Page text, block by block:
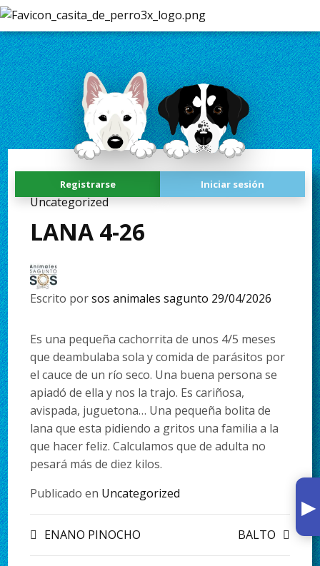
▸
Registrarse Iniciar sesión
Uncategorized
LANA 4-26
Escrito porsos animales sagunto 29/04/2026
Es una pequeña cachorrita de unos 4/5 meses
que deambulaba sola y comida de parásitos por
el cauce de un río seco. Una buena persona se
apiadó de ella y nos la trajo. Es cariñosa,
avispada, juguetona… Una pequeña bolita de
lana que esta pidiendo a gritos una familia a la
que hacer feliz. Calculamos que de adulta no
pesará más de diez kilos.
Publicado en Uncategorized
ENANO PINOCHO BALTO